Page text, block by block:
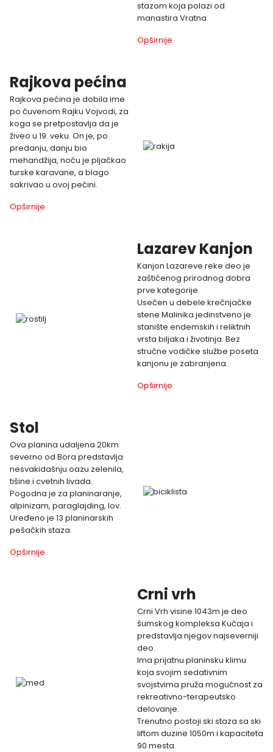
stazom koja polazi od
manastira Vratna.
Opširnije
Rajkova pećina
Rajkova pećina je dobila ime
po čuvenom Rajku Vojvodi, za
koga se pretpostavlja da je
živeo u 19. veku. On je, po
predanju, danju bio
mehandžija, noću je pljačkao
turske karavane, a blago
sakrivao u ovoj pećini.
Opširnije
Lazarev Kanjon
Kanjon Lazareve reke deo je
zaštićenog prirodnog dobra
prve kategorije.
Usečen u debele krečnjačke
stene Malinika jedinstveno je
stanište endemskih i reliktnih
vrsta biljaka i životinja. Bez
stručne vodičke službe poseta
kanjonu je zabranjena.
Opširnije
Stol
Ova planina udaljena 20km
severno od Bora predstavlja
nesvakidašnju oazu zelenila,
tišine i cvetnih livada.
Pogodna je za planinaranje,
alpinizam, paraglajding, lov.
Uređeno je 13 planinarskih
pešačkih staza.
Opširnije
Crni vrh
Crni Vrh visine 1043m je deo
šumskog kompleksa Kučaja i
predstavlja njegov najseverniji
deo.
Ima prijatnu planinsku klimu
koja svojim sedativnim
svojstvima pruža mogućnost za
rekreativno-terapeutsko
delovanje.
Trenutno postoji ski staza sa ski
liftom duzine 1050m i kapaciteta
90 mesta.